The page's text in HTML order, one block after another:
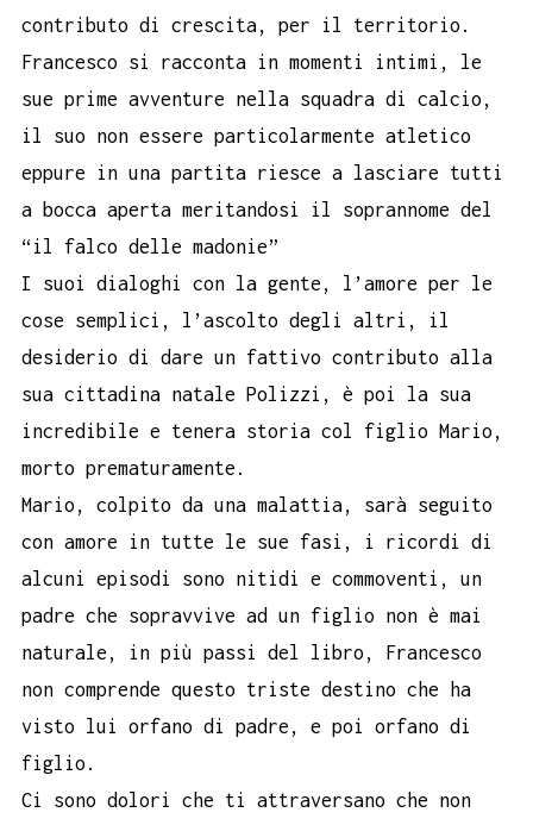
contributo di crescita, per il territorio.
Francesco si racconta in momenti intimi, le
sue prime avventure nella squadra di calcio,
il suo non essere particolarmente atletico
eppure in una partita riesce a lasciare tutti
a bocca aperta meritandosi il soprannome del
“il falco delle madonie”
I suoi dialoghi con la gente, l’amore per le
cose semplici, l’ascolto degli altri, il
desiderio di dare un fattivo contributo alla
sua cittadina natale Polizzi, è poi la sua
incredibile e tenera storia col figlio Mario,
morto prematuramente.
Mario, colpito da una malattia, sarà seguito
con amore in tutte le sue fasi, i ricordi di
alcuni episodi sono nitidi e commoventi, un
padre che sopravvive ad un figlio non è mai
naturale, in più passi del libro, Francesco
non comprende questo triste destino che ha
visto lui orfano di padre, e poi orfano di
figlio.
Ci sono dolori che ti attraversano che non